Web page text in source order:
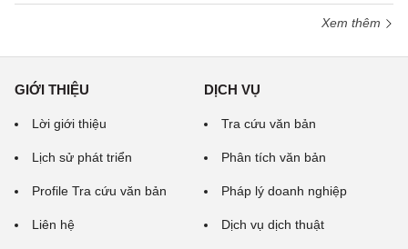
Xem thêm
GIỚI THIỆU
Lời giới thiệu
Lịch sử phát triển
Profile Tra cứu văn bản
Liên hệ
DỊCH VỤ
Tra cứu văn bản
Phân tích văn bản
Pháp lý doanh nghiệp
Dịch vụ dịch thuật